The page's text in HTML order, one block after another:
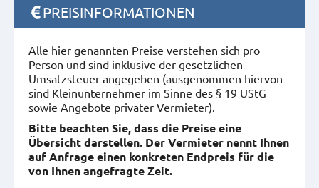
PREISINFORMATIONEN
Alle hier genannten Preise verstehen sich pro
Person und sind inklusive der gesetzlichen
Umsatzsteuer angegeben (ausgenommen hiervon
sind Kleinunternehmer im Sinne des § 19 UStG
sowie Angebote privater Vermieter).
Bitte beachten Sie, dass die Preise eine
Übersicht darstellen. Der Vermieter nennt Ihnen
auf Anfrage einen konkreten Endpreis für die
von Ihnen angefragte Zeit.